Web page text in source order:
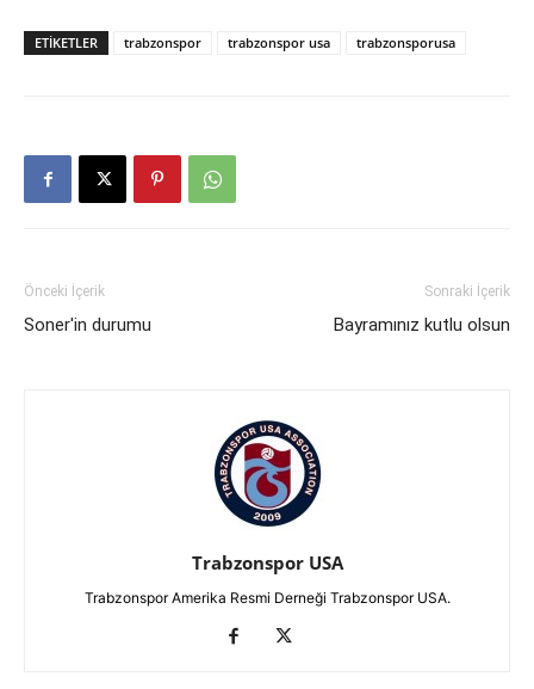
ETIKETLER trabzonspor trabzonspor usa trabzonsporusa
Önceki İçerik
Soner'in durumu
Sonraki İçerik
Bayramınız kutlu olsun
Trabzonspor USA
Trabzonspor Amerika Resmi Derneği Trabzonspor USA.